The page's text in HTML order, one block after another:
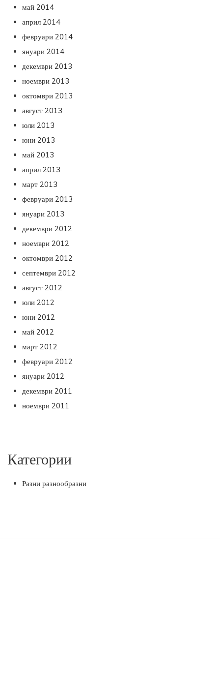
май 2014
април 2014
февруари 2014
януари 2014
декември 2013
ноември 2013
октомври 2013
август 2013
юли 2013
юни 2013
май 2013
април 2013
март 2013
февруари 2013
януари 2013
декември 2012
ноември 2012
октомври 2012
септември 2012
август 2012
юли 2012
юни 2012
май 2012
март 2012
февруари 2012
януари 2012
декември 2011
ноември 2011
Категории
Разни разнообразни